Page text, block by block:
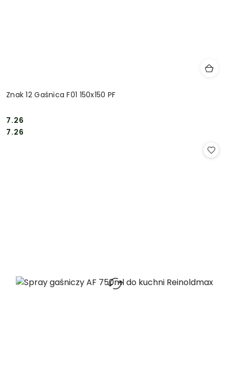
Znak 12 Gaśnica F01 150x150 PF
Cena:
7.26
Cena:
7.26